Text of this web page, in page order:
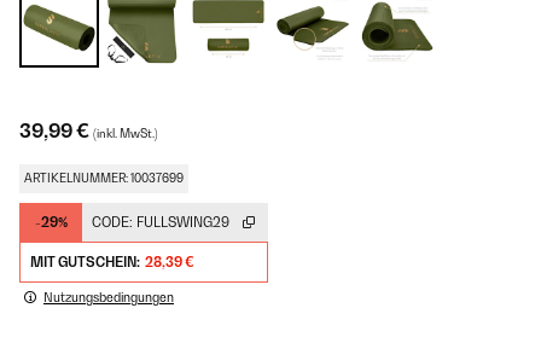
39,99 € (inkl. MwSt.)
ARTIKELNUMMER: 10037699
-29% CODE: FULLSWING29
MIT GUTSCHEIN: 28,39 €
Nutzungsbedingungen